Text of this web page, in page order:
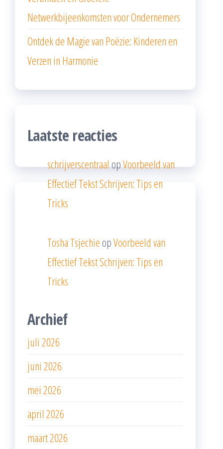
Netwerkbijeenkomsten voor Ondernemers
Ontdek de Magie van Poëzie: Kinderen en
Verzen in Harmonie
Laatste reacties
schrijverscentraalopVoorbeeld van
Effectief Tekst Schrijven: Tips en
Tricks
Tosha Tsjechie opVoorbeeld van
Effectief Tekst Schrijven: Tips en
Tricks
Archief
juli 2026
juni 2026
mei 2026
april 2026
maart 2026